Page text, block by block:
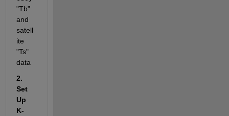
"Tb"
and
satell
ite
"Ts"
data
2.
Set
Up
K-